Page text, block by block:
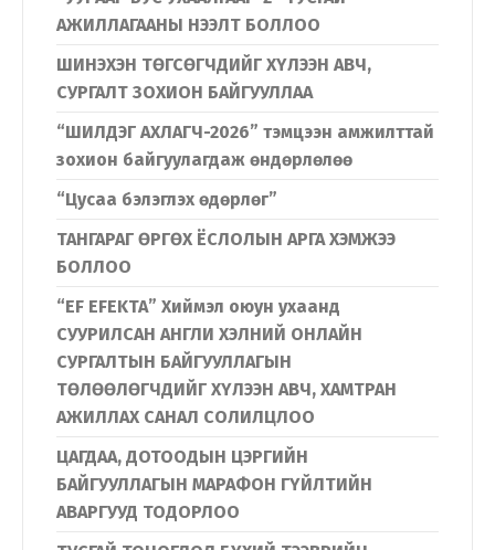
АЖИЛЛАГААНЫ НЭЭЛТ БОЛЛОО
ШИНЭХЭН ТӨГСӨГЧДИЙГ ХҮЛЭЭН АВЧ,
СУРГАЛТ ЗОХИОН БАЙГУУЛЛАА
“ШИЛДЭГ АХЛАГЧ-2026” тэмцээн амжилттай
зохион байгуулагдаж өндөрлөлөө
“Цусаа бэлэглэх өдөрлөг”
ТАНГАРАГ ӨРГӨХ ЁСЛОЛЫН АРГА ХЭМЖЭЭ
БОЛЛОО
“EF EFEKTA” Хиймэл оюун ухаанд
СУУРИЛСАН АНГЛИ ХЭЛНИЙ ОНЛАЙН
СУРГАЛТЫН БАЙГУУЛЛАГЫН
ТӨЛӨӨЛӨГЧДИЙГ ХҮЛЭЭН АВЧ, ХАМТРАН
АЖИЛЛАХ САНАЛ СОЛИЛЦЛОО
ЦАГДАА, ДОТООДЫН ЦЭРГИЙН
БАЙГУУЛЛАГЫН МАРАФОН ГҮЙЛТИЙН
АВАРГУУД ТОДОРЛОО
Хэл солих
Монгол English